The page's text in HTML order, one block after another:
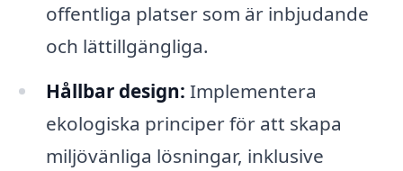
offentliga platser som är inbjudande
och lättillgängliga.
Hållbar design: Implementera
ekologiska principer för att skapa
miljövänliga lösningar, inklusive